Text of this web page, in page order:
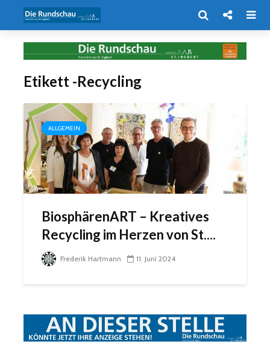
Etikett -Recycling
ALLGEMEIN
BiosphärenART – Kreatives
Recycling im Herzen von St....
Frederik Hartmann 11. Juni 2024